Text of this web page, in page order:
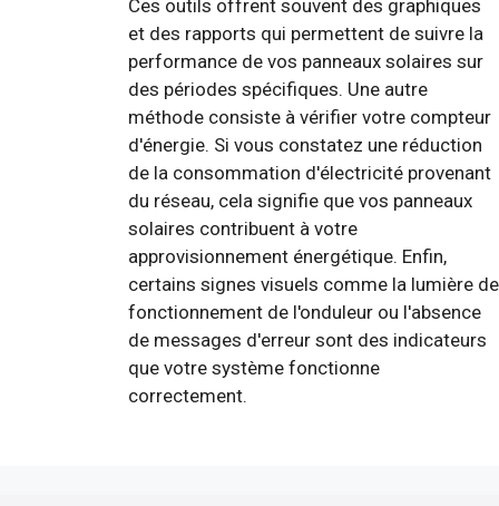
Ces outils offrent souvent des graphiques
et des rapports qui permettent de suivre la
performance de vos panneaux solaires sur
des périodes spécifiques. Une autre
méthode consiste à vérifier votre compteur
d'énergie. Si vous constatez une réduction
de la consommation d'électricité provenant
du réseau, cela signifie que vos panneaux
solaires contribuent à votre
approvisionnement énergétique. Enfin,
certains signes visuels comme la lumière de
fonctionnement de l'onduleur ou l'absence
de messages d'erreur sont des indicateurs
que votre système fonctionne
correctement.